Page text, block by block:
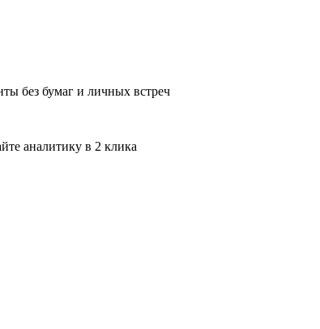
без бумаг и личных встреч
аналитику в 2 клика